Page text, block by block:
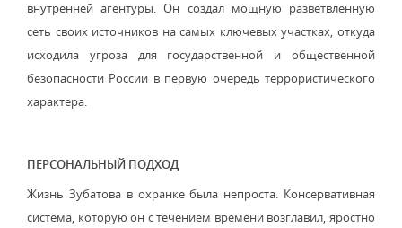
внутренней агентуры. Он создал мощную разветвленную
сеть своих источников на самых ключевых участках, откуда
исходила угроза для государственной и общественной
безопасности России в первую очередь террористического
характера.
ПЕРСОНАЛЬНЫЙ ПОДХОД
Жизнь Зубатова в охранке была непроста. Консервативная
система, которую он с течением времени возглавил, яростно